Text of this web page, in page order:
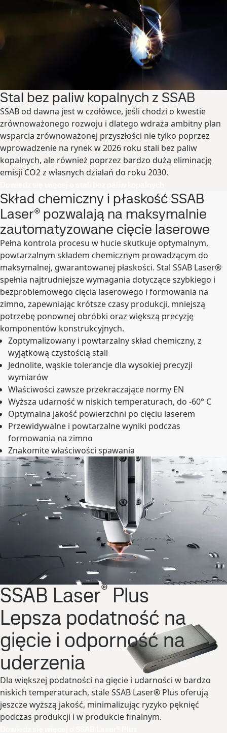
Stal bez paliw kopalnych z SSAB
SSAB od dawna jest w czołówce, jeśli chodzi o kwestie
zrównoważonego rozwoju i dlatego wdraża ambitny plan
wsparcia zrównoważonej przyszłości nie tylko poprzez
wprowadzenie na rynek w 2026 roku stali bez paliw
kopalnych, ale również poprzez bardzo dużą eliminację
emisji CO2 z własnych działań do roku 2030.
Skład chemiczny i płaskość SSAB
Laser® pozwalają na maksymalnie
zautomatyzowane cięcie laserowe
Pełna kontrola procesu w hucie skutkuje optymalnym,
powtarzalnym składem chemicznym prowadzącym do
maksymalnej, gwarantowanej płaskości. Stal SSAB Laser®
spełnia najtrudniejsze wymagania dotyczące szybkiego i
bezproblemowego cięcia laserowego i formowania na
zimno, zapewniając krótsze czasy produkcji, mniejszą
potrzebę ponownej obróbki oraz większą precyzję
komponentów konstrukcyjnych.
Zoptymalizowany i powtarzalny skład chemiczny, z
wyjątkową czystością stali
Jednolite, wąskie tolerancje dla wysokiej precyzji
wymiarów
Właściwości zawsze przekraczające normy EN
Wyższa udarność w niskich temperaturach, do -60° C
Optymalna jakość powierzchni po cięciu laserem
Przewidywalne i powtarzalne wyniki podczas
formowania na zimno
Znakomite właściwości spawania
SSAB Laser® Plus
Lepsza podatność na
gięcie i odporność na
uderzenia
Dla większej podatności na gięcie i udarności w bardzo
niskich temperaturach, stale SSAB Laser® Plus oferują
jeszcze wyższą jakość, minimalizując ryzyko pęknięć
podczas produkcji i w produkcie finalnym.